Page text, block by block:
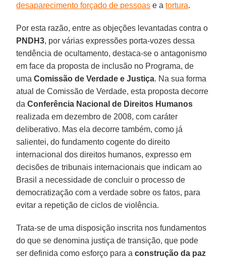
desaparecimento forçado de pessoas e atortura.
Por esta razão, entre as objeções levantadas contra o
PNDH3, por várias expressões porta-vozes dessa
tendência de ocultamento, destaca-se o antagonismo
em face da proposta de inclusão no Programa, de
umaComissão de Verdade e Justiça. Na sua forma
atual de Comissão de Verdade, esta proposta decorre
daConferência Nacional de Direitos Humanos
realizada em dezembro de 2008, com caráter
deliberativo. Mas ela decorre também, como já
salientei, do fundamento cogente do direito
internacional dos direitos humanos, expresso em
decisões de tribunais internacionais que indicam ao
Brasil a necessidade de concluir o processo de
democratização com a verdade sobre os fatos, para
evitar a repetição de ciclos de violência.
Trata-se de uma disposição inscrita nos fundamentos
do que se denomina justiça de transição, que pode
ser definida como esforço para aconstrução da paz